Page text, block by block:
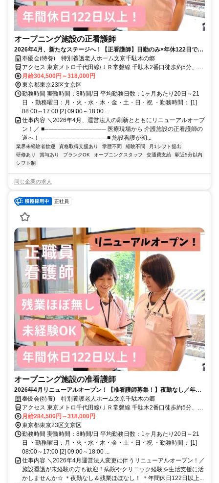
オープニング施設の正看護師
2026年4月、新たなステージへ！【正看護師】日勤のみ×年休122日で私
生活も充実【★】
奉優会(特養) 特別養護老人ホーム文京千駄木の郷
アクセス 東京メトロ千代田線/ＪＲ常磐線 千駄木2番口徒歩約5分、東
京メトロ南北線 本駒込1番口徒歩約12分、東京メトロ千代田線 西日
暮里1番口徒歩約14分
月給304,500円～318,000円
東京都東京23区文京区
勤務時間 実働時間：8時間/日 平均勤務日数：1ヶ月あたり20日～21
日 ・勤務曜日：月・火・水・木・金・土・日・祝 ・勤務時間： [1]
08:00～17:00 [2] 09:00～18:00 ...
仕事内容 ＼2026年4月、運営法人の刷新とともにリニューアルオープ
ン！／ ■────────────── 医療現場から 介護施設の正看護師の
道へ！ ───────────────■ 施設看護が初...
業界未経験者歓迎 資格取得支援あり 学歴不問 経験不問
月1シフト提出
研修あり
賞与あり ブランクOK オープニングスタッフ 交通費支給
駅近5分以内
シフト制
同じ企業の求人
正社員
オープニング施設の准看護師
2026年4月リニューアルオープン！【准看護師募集！】夜勤なし／年間
休日122日以上【★】
奉優会(特養) 特別養護老人ホーム文京千駄木の郷
アクセス 東京メトロ千代田線/ＪＲ常磐線 千駄木2番口徒歩約5分、東
京メトロ南北線 本駒込1番口徒歩約12分、東京メトロ千代田線 西日
暮里1番口徒歩約14分
月給284,500円～318,000円
東京都東京23区文京区
勤務時間 実働時間：8時間/日 平均勤務日数：1ヶ月あたり20日～21
日 ・勤務曜日：月・火・水・木・金・土・日・祝 ・勤務時間： [1]
08:00～17:00 [2] 09:00～18:00 ...
仕事内容 ＼2026年4月運営法人変更に伴うリニューアルオープン！／
施設看護が未経験の方も歓迎！病院やクリニック経験を生活支援に活
かしませんか☆ ＊夜勤なし＆残業ほぼなし！ ＊年間休日122日以上...